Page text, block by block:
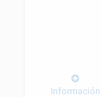
Información